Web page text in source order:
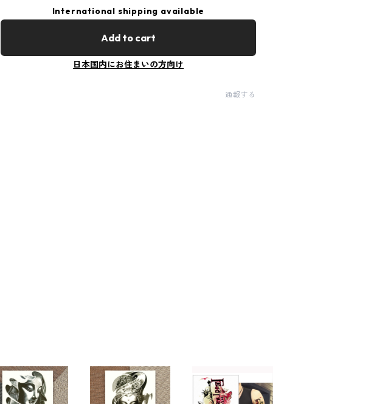
International shipping available
Add to cart
日本国内にお住まいの方向け
通報する